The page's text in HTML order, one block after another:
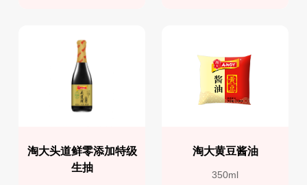
淘大头道鲜零添加特级
生抽
淘大黄豆酱油
350ml